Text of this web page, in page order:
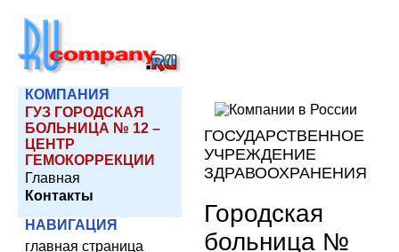
КОМПАНИЯ
ГУЗ ГОРОДСКАЯ
БОЛЬНИЦА № 12 –
ЦЕНТР
ГЕМОКОРРЕКЦИИ
Главная
Контакты
НАВИГАЦИЯ
главная страница
ГОСУДАРСТВЕННОЕ
УЧРЕЖДЕНИЕ
ЗДРАВООХРАНЕНИЯ
Городская
больница №